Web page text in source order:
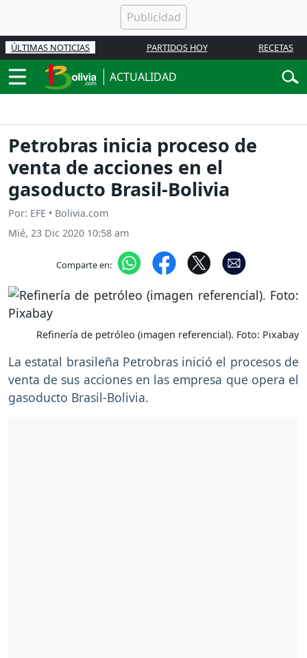
ÚLTIMAS NOTICIAS PARTIDOS HOY RECETAS
ACTUALIDAD
Petrobras inicia proceso de
venta de acciones en el
gasoducto Brasil-Bolivia
Por: EFE • Bolivia.com
Mié, 23 Dic 2020 10:58 am
Comparte en:
Refinería de petróleo (imagen referencial). Foto: Pixabay
La estatal brasileña Petrobras inició el procesos de
venta de sus acciones en las empresa que opera el
gasoducto Brasil-Bolivia.